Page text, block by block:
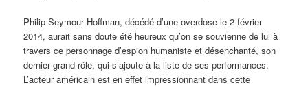
Philip Seymour Hoffman, décédé d’une overdose le 2 février
2014, aurait sans doute été heureux qu’on se souvienne de lui à
travers ce personnage d’espion humaniste et désenchanté, son
dernier grand rôle, qui s’ajoute à la liste de ses performances.
L’acteur américain est en effet impressionnant dans cette